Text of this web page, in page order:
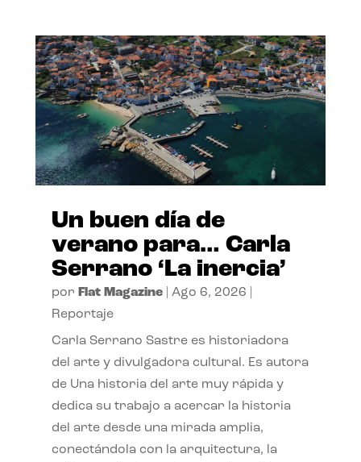
Un buen día de
verano para… Carla
Serrano ‘La inercia’
por Flat Magazine| Ago 6, 2026
Reportaje
Carla Serrano Sastre es historiadora
del arte y divulgadora cultural. Es autora
de Una historia del arte muy rápida y
dedica su trabajo a acercar la historia
del arte desde una mirada amplia,
conectándola con la arquitectura, la